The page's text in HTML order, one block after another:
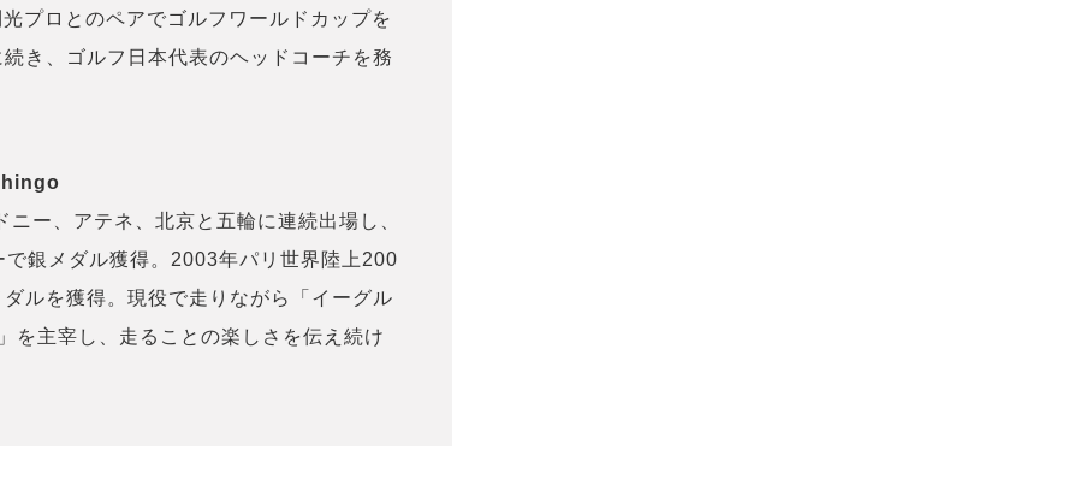
プロとのペアでゴルフワールドカップを
き、ゴルフ日本代表のヘッドコーチを務
ー、アテネ、北京と五輪に連続出場し、
銀メダル獲得。2003年パリ世界陸上200
ルを獲得。現役で走りながら「イーグル
を主宰し、走ることの楽しさを伝え続け